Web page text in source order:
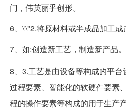
门，伟英丽乎创形。
6、 \'\"2.将原材料或半成品加工成
7、如:创造新工艺，制造新产品。
8、3.工艺是由设备等构成的平台
过程要素、智能化的软硬件要素
程的操作要素等构成的用于生产